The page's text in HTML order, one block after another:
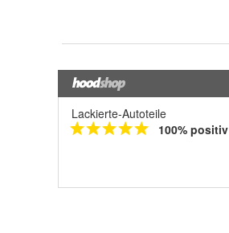
Lackierte-Autoteile
100% positiv